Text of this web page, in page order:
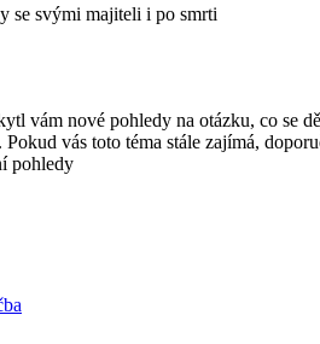
se svými majiteli i po smrti
vám nové pohledy na otázku, co se
vás toto téma stále zajímá,